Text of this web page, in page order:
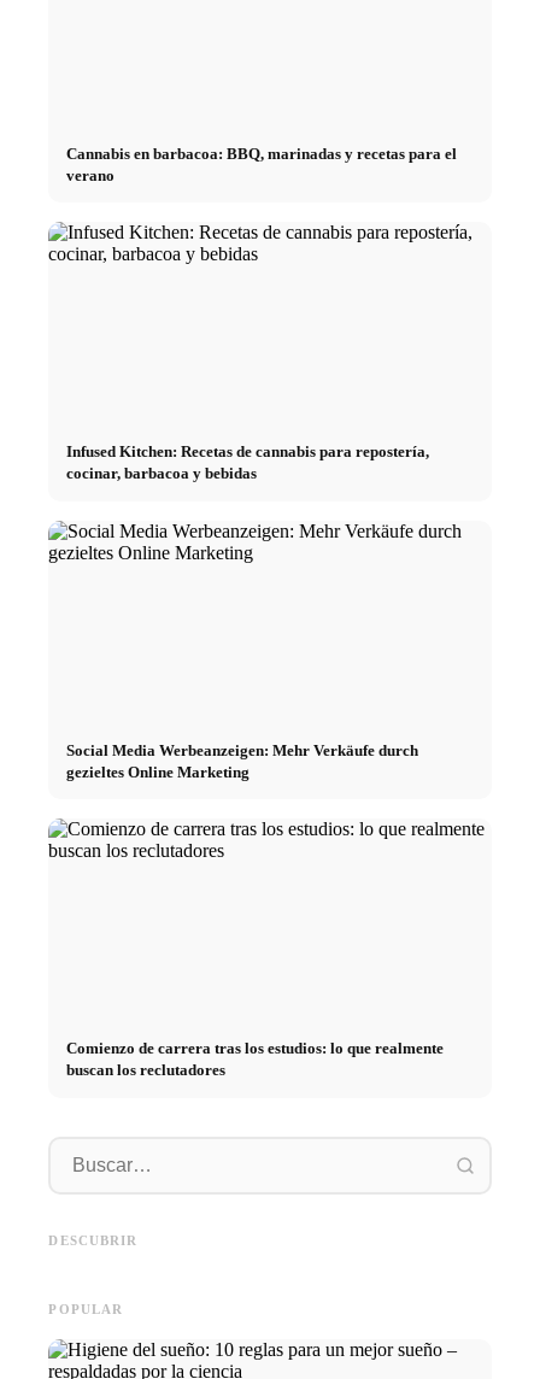
Cannabis en barbacoa: BBQ, marinadas y recetas para el
verano
Infused Kitchen: Recetas de cannabis para repostería,
cocinar, barbacoa y bebidas
Social Media Werbeanzeigen: Mehr Verkäufe durch
gezieltes Online Marketing
Comienzo de carrera tras los estudios: lo que realmente
buscan los reclutadores
DESCUBRIR
carrera
POPULAR